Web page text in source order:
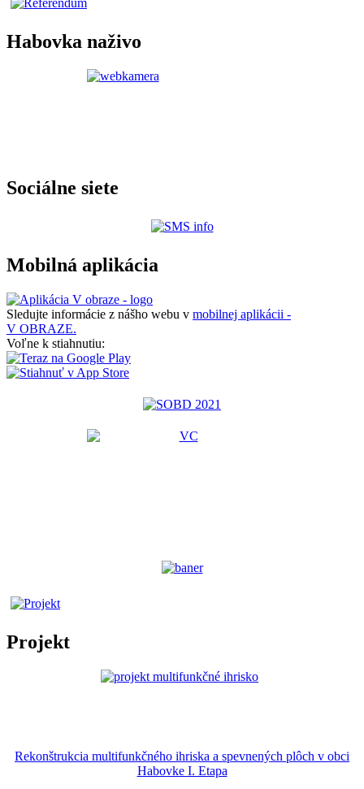
Habovka naživo
Sociálne siete
Mobilná aplikácia
Sledujte informácie z nášho webu v mobilnej aplikácii -
V OBRAZE.
Voľne k stiahnutiu:
Projekt
Rekonštrukcia multifunkčného ihriska a spevnených plôch v obci
Habovke I. Etapa